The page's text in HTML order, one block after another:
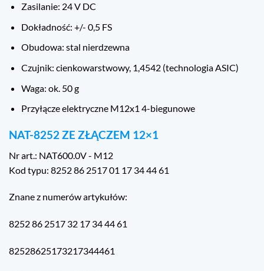
Zasilanie: 24 V DC
Dokładność: +/- 0,5 FS
Obudowa: stal nierdzewna
Czujnik: cienkowarstwowy, 1,4542 (technologia ASIC)
Waga: ok. 50 g
Przyłącze elektryczne M12x1 4-biegunowe
NAT-8252 ZE ZŁĄCZEM 12×1
Nr art.: NAT600.0V - M12
Kod typu: 8252 86 2517 01 17 34 44 61
Znane z numerów artykułów:
8252 86 2517 32 17 34 44 61
82528625173217344461